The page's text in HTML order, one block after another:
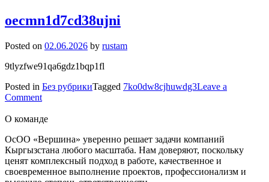
oecmn1d7cd38ujni
Posted on 02.06.2026 by rustam
9tlyzfwe91qa6gdz1bqp1fl
Posted in Без рубрикиTagged 7ko0dw8cjhuwdg3Leave a
Commenton
О команде
ОсОО «Вершина» уверенно решает задачи компаний
Кыргызстана любого масштаба. Нам доверяют, поскольку
ценят комплексный подход в работе, качественное и
своевременное выполнение проектов, профессионализм и